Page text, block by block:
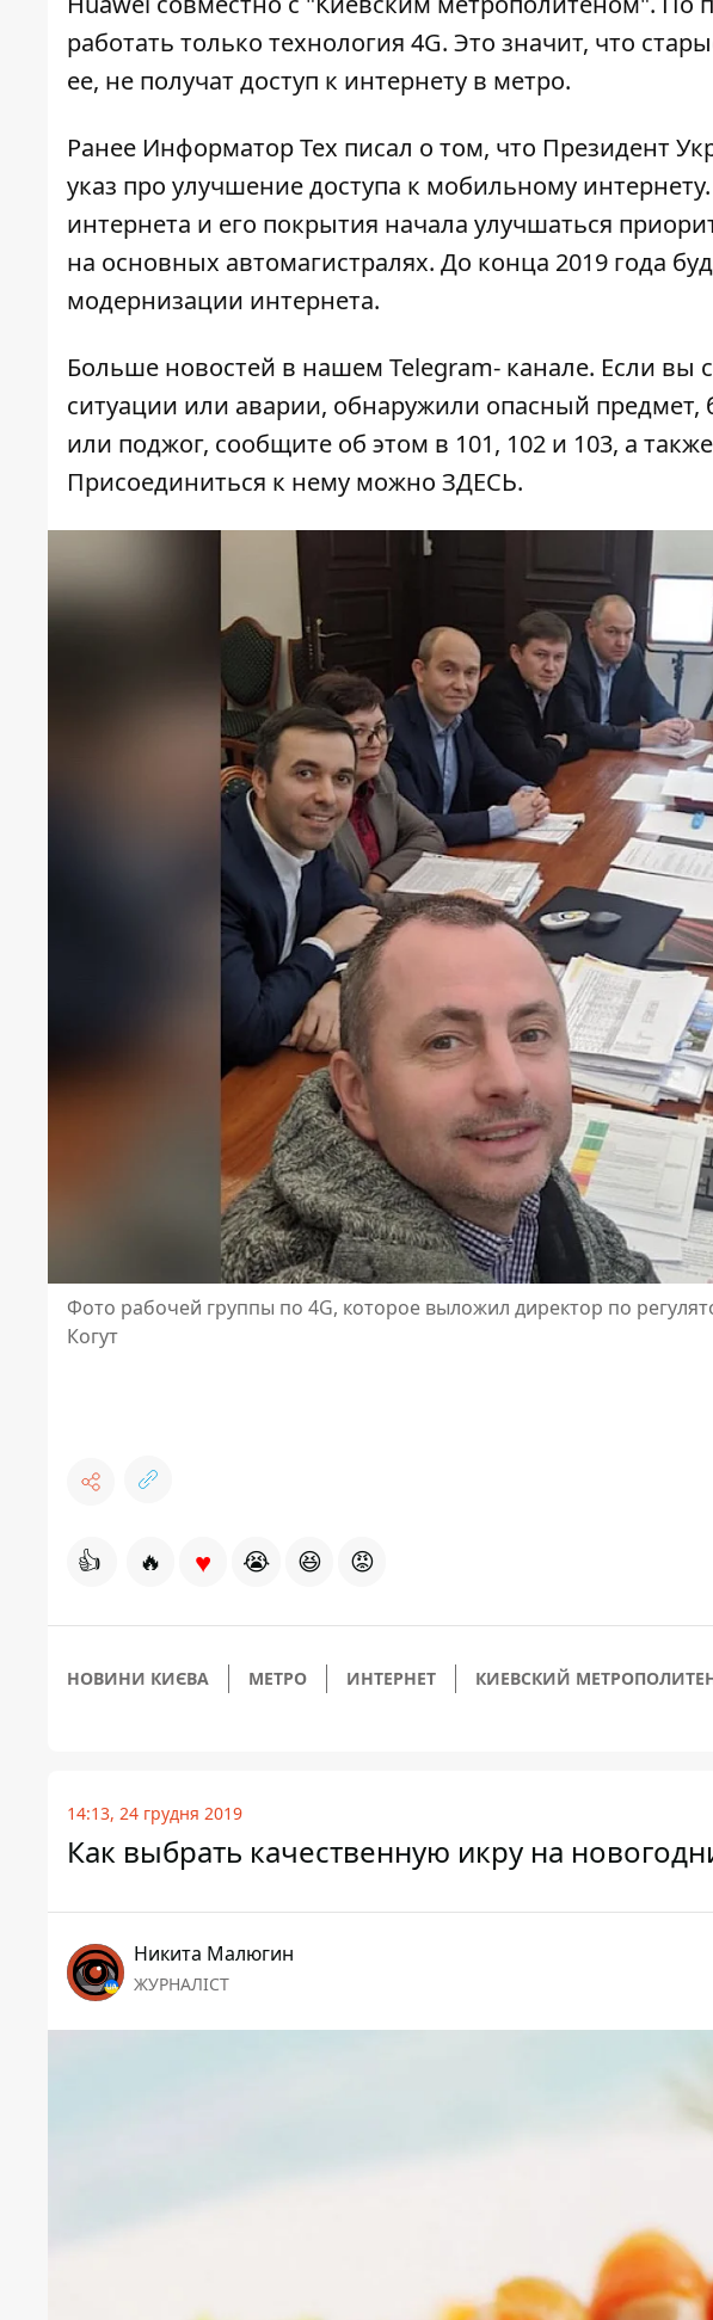
работать только технология 4G. Это значит, что
ее, не получат доступ к интернету в метро.
Ранее Информатор Тех писал о том, что Президент
указ про улучшение доступа к мобильному
интернета и его покрытия начала улучшаться
на основных автомагистралях. До конца 2019 года
модернизации интернета.
Больше новостей в нашем Telegram- канале. Если вы
ситуации или аварии, обнаружили опасный предмет,
или поджог, сообщите об этом в 101, 102 и 103, а
Присоединиться к нему можно ЗДЕСЬ.
Фото рабочей группы по 4G, которое выложил директор по
Когут
👍 🔥 ♥ 😭 😆 😡
НОВИНИ КИЄВА МЕТРО ИНТЕРНЕТ КИЕВСКИЙ
14:13, 24 грудня 2019
Как выбрать качественную икру на
Никита Малюгин
ЖУРНАЛІСТ